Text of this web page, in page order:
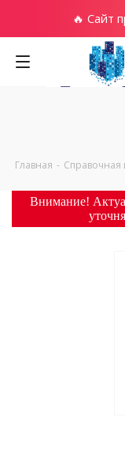
🔥 Сайт
Главная -
Внимание!